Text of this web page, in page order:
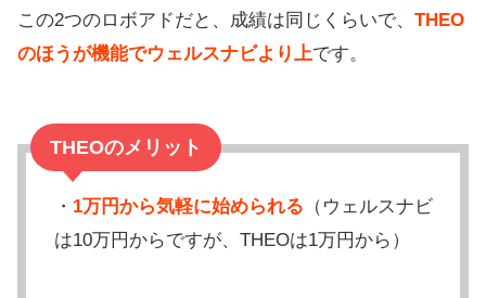
この2つのロボアドだと、成績は同じくらいで、 THEO
のほうが機能でウェルスナビより上です。
THEOのメリット
・ 1万円から気軽に始められる （ウェルスナビ
は10万円からですが、THEOは1万円から）